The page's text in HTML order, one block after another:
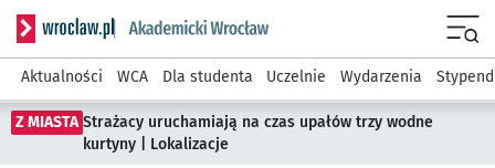
Serwis informacyjny wroclaw.pl podserwis: Akademicki
Aktualności WCA Dla studenta Uczelnie Wydarzenia
Z MIASTA Strażacy uruchamiają na czas upałów trzy wodne
kurtyny | Lokalizacje